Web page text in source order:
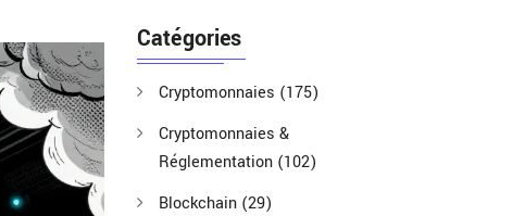
Catégories
Cryptomonnaies (175)
Cryptomonnaies &
Réglementation (102)
Blockchain (29)